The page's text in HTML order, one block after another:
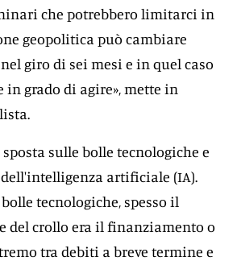
che potrebbero limitarci in
geopolitica può cambiare
giro di sei mesi e in quel caso
grado di agire», mette in
sulle bolle tecnologiche e
artificiale (IA).
tecnologiche, spesso il
del crollo era il finanziamento o
tra debiti a breve termine e